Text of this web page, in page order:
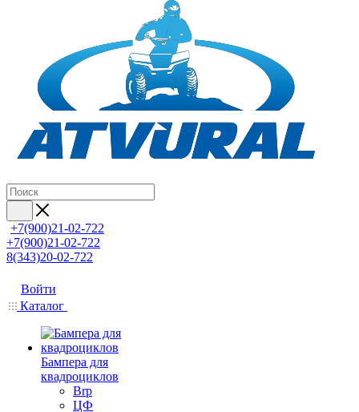
+7(900)21-02-722
+7(900)21-02-722
8(343)20-02-722
Войти
Каталог
Бампера для
квадроциклов
Brp
ЦФ